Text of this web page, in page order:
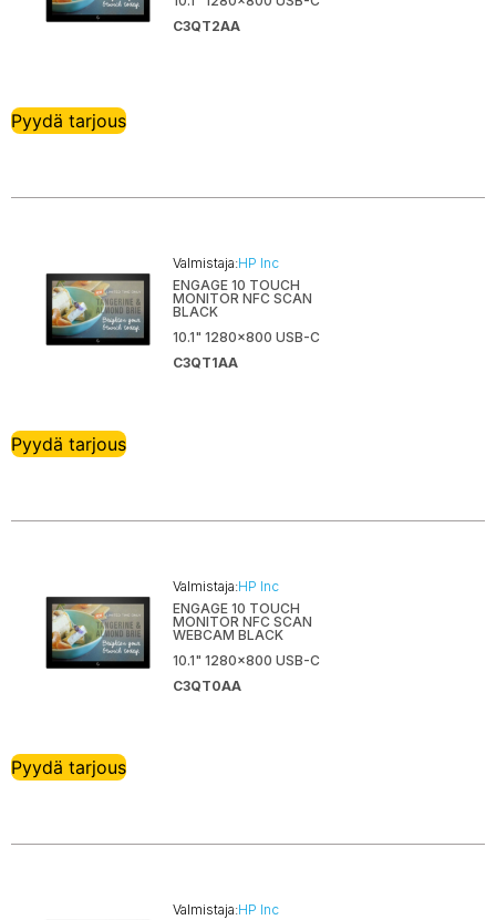
C3QT2AA
Pyydä tarjous
Valmistaja:HP Inc
ENGAGE 10 TOUCH
MONITOR NFC SCAN
BLACK
10.1" 1280x800 USB-C
C3QT1AA
Pyydä tarjous
Valmistaja:HP Inc
ENGAGE 10 TOUCH
MONITOR NFC SCAN
WEBCAM BLACK
10.1" 1280x800 USB-C
C3QT0AA
Pyydä tarjous
Valmistaja:HP Inc